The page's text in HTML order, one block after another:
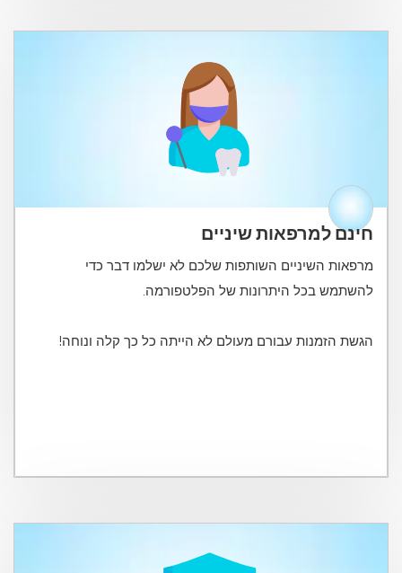
חינם למרפאות שיניים
מרפאות השיניים השותפות שלכם לא ישלמו דבר כדי
הגשת הזמנות עבורם מעולם לא הייתה כל כך קלה ונוחה!